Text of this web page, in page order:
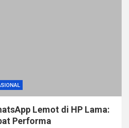
Lemot di HP Lama:
Performa